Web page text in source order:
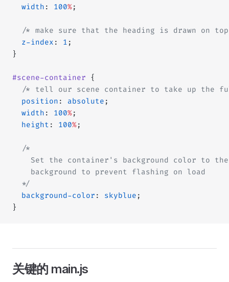
  width
: 100%;
/* make sure that the heading is drawn on
  z-index
: 1 ;
}
#scene-container {
/* tell our scene container to take up the
  position
: absolute ;
  width
: 100%;
  height
: 100%;
  /*
Set the container's background color to
    background to prevent flashing on load
  */
  background-color
: skyblue ;
}
关键的 main.js